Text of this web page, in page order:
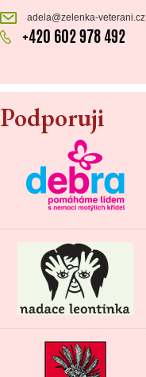
adela@zelenka-veterani.cz
+420 602 978 492
Podporuji